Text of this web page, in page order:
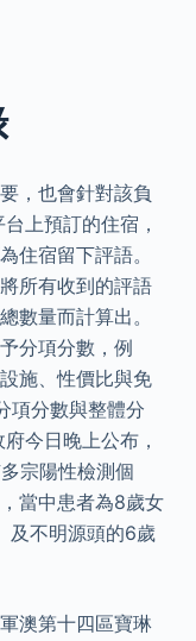
，也會針對該負
上預訂的住宿，
住宿留下評語。
所有收到的評語
數量而計算出。
分項分數，例
施、性價比與免
項分數與整體分
今日晚上公布，
宗陽性檢測個
當中患者為8歲女
及不明源頭的6歲
澳第十四區寶琳